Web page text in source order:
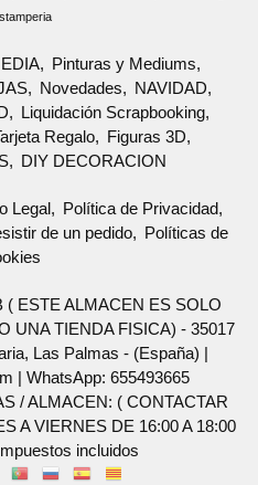
stamperia
Pinturas y Mediums
Novedades
NAVIDAD
Liquidación Scrapbooking
Regalo
Figuras 3D
DIY DECORACION
Legal
Política de Privacidad
de un pedido
Políticas de
( ESTE ALMACEN ES SOLO
UNA TIENDA FISICA) - 35017
Las Palmas - (España) |
| WhatsApp: 655493665
/ ALMACEN: ( CONTACTAR
A VIERNES DE 16:00 A 18:00
incluidos